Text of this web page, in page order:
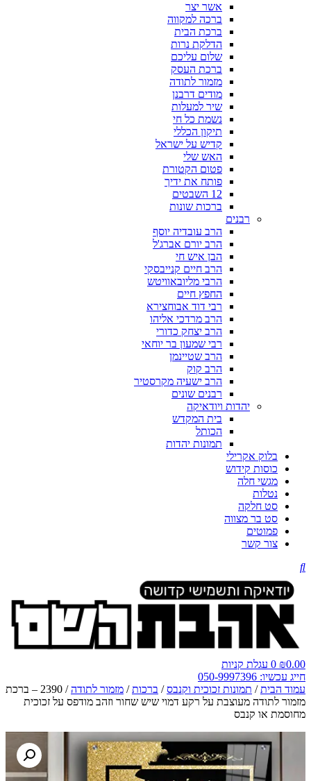
אשר יצר
ברכה למקווה
ברכת הבית
הדלקת נרות
שלום עליכם
ברכת העסק
מזמור לתודה
מודים דרבנן
שיר למעלות
נשמת כל חי
תיקון הכללי
קדיש על ישראל
האש שלי
פטום הקטורת
פותח את ידיך
12 השבטים
ברכות שונות
רבנים
הרב עובדיה יוסף
הרב יורם אברג'ל
הבן איש חי
הרב חיים קנייבסקי
הרבי מליובאוויטש
החפץ חיים
רבי דוד אבוחצירא
הרב מרדכי אליהו
הרב יצחק כדורי
רבי שמעון בר יוחאי
הרב שטיינמן
הרב קוק
הרב ישעיה מקרסטיר
רבנים שונים
יהדות ויודאיקה
בית המקדש
הכותל
תמונות יהדות
בלוק אקרילי
כוסות קידוש
מגשי חלה
נטלות
סט חלקה
סט בר מצווה
פמוטים
צור קשר
₪0.00
0 עגלת קניות
חייג עכשיו: 050-9997396
עמוד הבית/ תמונות זכוכית וקנבס/ ברכות/ מזמור לתודה
/ 2390 – ברכת
מזמור לתודה מעוצבת על רקע דמוי שיש שחור וזהב מודפס על זכוכית
מחוסמת או קנבס